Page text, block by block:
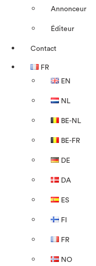
Annonceur
Éditeur
Contact
FR
EN
NL
BE-NL
BE-FR
DE
DA
ES
FI
FR
NO